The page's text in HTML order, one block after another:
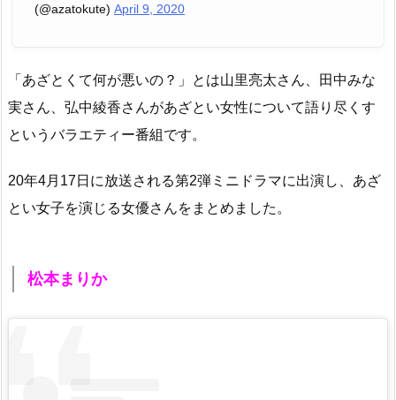
(@azatokute) April 9, 2020
「あざとくて何が悪いの？」とは山里亮太さん、田中みな
実さん、弘中綾香さんがあざとい女性について語り尽くす
というバラエティー番組です。
20年4月17日に放送される第2弾ミニドラマに出演し、あざ
とい女子を演じる女優さんをまとめました。
松本まりか